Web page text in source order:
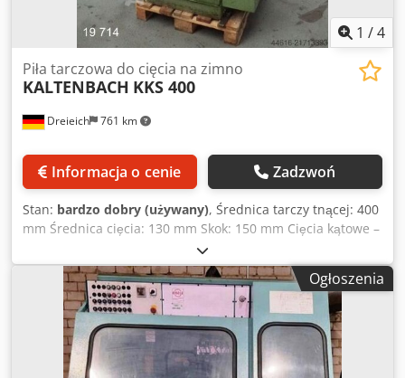
1 /4
Dreieich 761 km
Piła tarczowa do cięcia na zimno
KALTENBACH KKS 400
Informacja o cenie Zadzwoń
Stan: bardzo dobry (używany), Średnica tarczy tnącej: 400
mm Średnica cięcia: 130 mm Skok: 150 mm Cięcia kątowe –
dwustronne: +90° / -90° Cedpfx Aey Aytvsfpjrf Prędkość
cięcia: 10/20 m/min Napięcie robocze: 400 V Prędkość
posuwu bezstopniowa: 0 - 1000 mm/min Całkowite
zapotrzebowanie mocy: 3,4 kW Masa maszyny ok. 840 kg
Zapotrzebowanie na miejsce ok. 1,10 x 0,9 x 1,50 m - Nr
fabryczny: 24817
Ogłoszenia